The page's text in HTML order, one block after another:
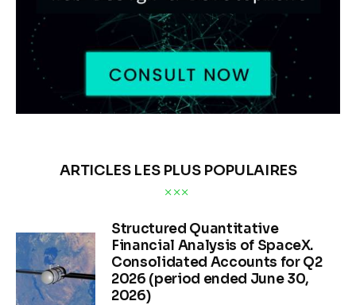
ARTICLES LES PLUS POPULAIRES
Structured Quantitative
Financial Analysis of SpaceX.
Consolidated Accounts for Q2
2026 (period ended June 30,
2026)